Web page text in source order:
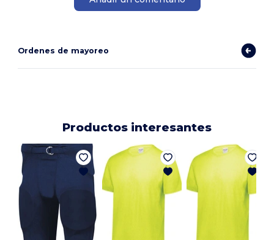
Ordenes de mayoreo
Productos interesantes